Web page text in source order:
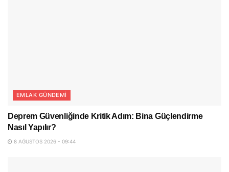
EMLAK GÜNDEMI
Deprem Güvenliğinde Kritik Adım: Bina Güçlendirme
Nasıl Yapılır?
8 AĞUSTOS 2026 - 09:44